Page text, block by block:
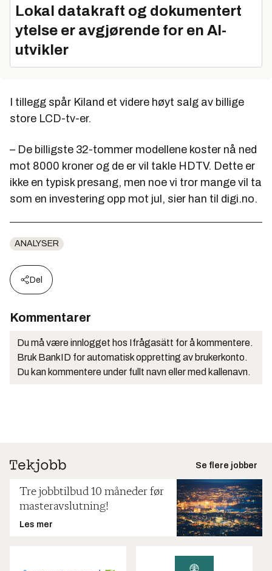
Lokal datakraft og dokumentert
ytelse er avgjørende for en AI-
utvikler
I tillegg spår Kiland et videre høyt salg av billige
store LCD-tv-er.
– De billigste 32-tommer modellene koster nå ned
mot 8000 kroner og de er vil takle HDTV. Dette er
ikke en typisk presang, men noe vi tror mange vil ta
som en investering opp mot jul, sier han til digi.no.
ANALYSER
Del
Kommentarer
Du må være innlogget hos Ifrågasätt for å kommentere.
Bruk BankID for automatisk oppretting av brukerkonto.
Du kan kommentere under fullt navn eller med kallenavn.
Se flere jobber
Tre jobbtilbud 10 måneder før
masteravslutning!
Les mer